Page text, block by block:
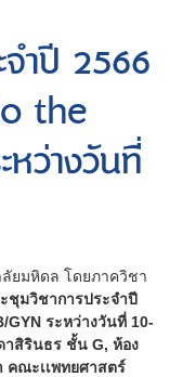
จำปี 2566
the
ว่างวันที่
ยมหิดล โดยภาควิชา
ชุมวิชาการประจำปี
ระหว่างวันที่ 10-
สิรินธร ชั้น G, ห้อง
คณะเเพทยศาสตร์